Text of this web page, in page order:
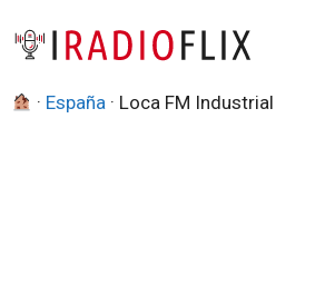
· España · Loca FM Industrial